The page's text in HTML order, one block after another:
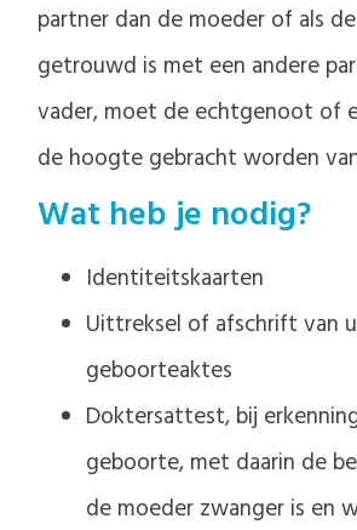
partner dan de moeder of als
getrouwd is met een andere
vader, moet de echtgenoot of
de hoogte gebracht worden
Wat heb je nodig?
Identiteitskaarten
Uittreksel of afschrift van
geboorteaktes
Doktersattest, bij
geboorte, met daarin de
de moeder zwanger is en